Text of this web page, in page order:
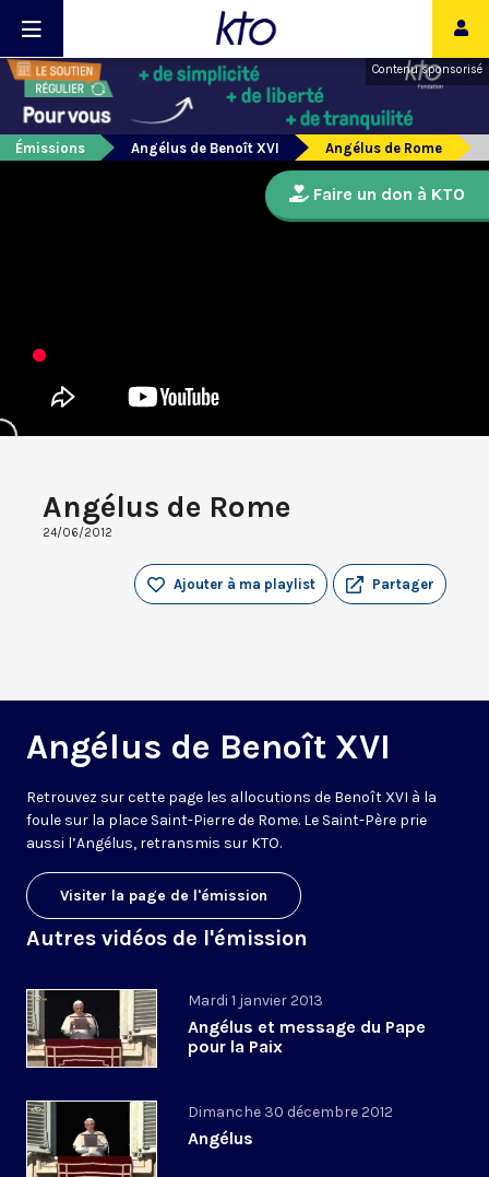
Contenu sponsorisé
Émissions Angélus de Benoît XVI Angélus de Rome
Angélus de Rome
24/06/2012
Partager
Ajouter à ma playlist
Angélus de Benoît XVI
Retrouvez sur cette page les allocutions de Benoît XVI à la
foule sur la place Saint-Pierre de Rome. Le Saint-Père prie
aussi l’Angélus, retransmis sur KTO.
Visiter la page de l'émission
Autres vidéos de l'émission
Mardi 1 janvier 2013
Angélus et message du Pape
pour la Paix
Dimanche 30 décembre 2012
Angélus
Faire un don à KTO